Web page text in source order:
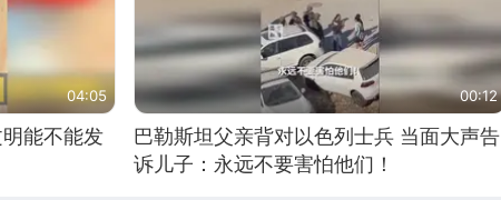
04:05
能不能发
00:12
巴勒斯坦父亲背对以色列士兵 当面大声告
诉儿子：永远不要害怕他们！